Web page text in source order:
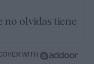
no olvidas tiene
WITH